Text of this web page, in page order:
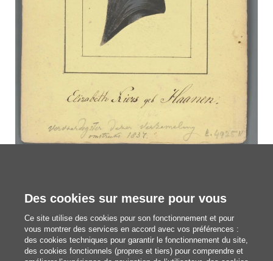
Autoportrait en silhouette (Zelfportret in
silhouet), Elisabeth Alida Haanen, 1819-1845.
Dimensions : 204 mm de hauteur x 151 mm de
Des cookies sur mesure pour vous
Ce site utilise des cookies pour son fonctionnement et pour
vous montrer des services en accord avec vos préférences :
des cookies techniques pour garantir le fonctionnement du site,
des cookies fonctionnels (propres et tiers) pour comprendre et